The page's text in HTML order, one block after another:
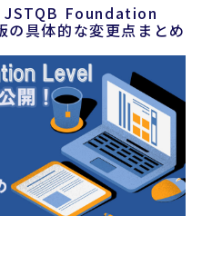
JSTQB Foundation
具体的な変更点まとめ